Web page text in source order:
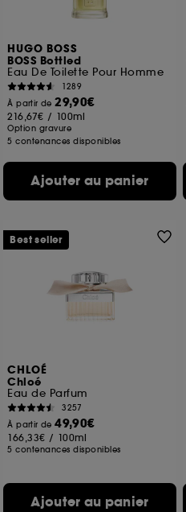
HUGO BOSS
BOSS Bottled
Eau De Toilette Pour Homme
1289
À partir de29,90€
216,67€ / 100ml
Option gravure
5 contenances disponibles
Ajouter au panier
CHLOÉ
Chloé
Eau de Parfum
3257
À partir de49,90€
166,33€ / 100ml
5 contenances disponibles
Ajouter au panier
Best seller